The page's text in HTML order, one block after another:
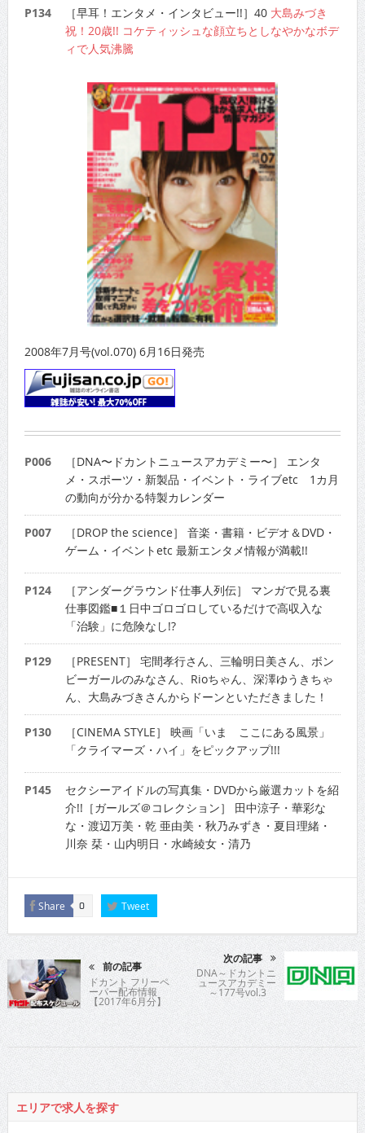
P134 ［早耳！エンタメ・インタビュー!!］40 大島みづき
祝！20歳!! コケティッシュな顔立ちとしなやかなボデ
ィで人気沸騰
2008年7月号(vol.070) 6月16日発売
P006
［DNA〜ドカントニュースアカデミー〜］ エンタ
メ・スポーツ・新製品・イベント・ライブetc 1カ月
の動向が分かる特製カレンダー
P007
［DROP the science］ 音楽・書籍・ビデオ＆DVD・
ゲーム・イベントetc 最新エンタメ情報が満載!!
P124
［アンダーグラウンド仕事人列伝］ マンガで見る裏
仕事図鑑■１日中ゴロゴロしているだけで高収入な
「治験」に危険なし!?
P129
［PRESENT］ 宅間孝行さん、三輪明日美さん、ボン
ビーガールのみなさん、Rioちゃん、深澤ゆうきちゃ
ん、大島みづきさんからドーンといただきました！
P130
［CINEMA STYLE］ 映画「いま ここにある風景」
「クライマーズ・ハイ」をピックアップ!!!
P145
セクシーアイドルの写真集・DVDから厳選カットを紹
介!!［ガールズ＠コレクション］ 田中涼子・華彩な
な・渡辺万美・乾 亜由美・秋乃みずき・夏目理緒・
川奈 栞・山内明日・水崎綾女・清乃
Share 0 Tweet
前の記事
ドカント フリーペ
ーパー配布情報
【2017年6月分】
次の記事
DNA～ドカントニ
ュースアカデミー
～177号vol.3
エリアで求人を探す